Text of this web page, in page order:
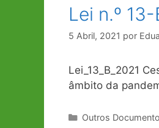
Lei n.º
5 Abril, 2021 por
Lei_13_B_2021
âmbito da
Categorias
Outros